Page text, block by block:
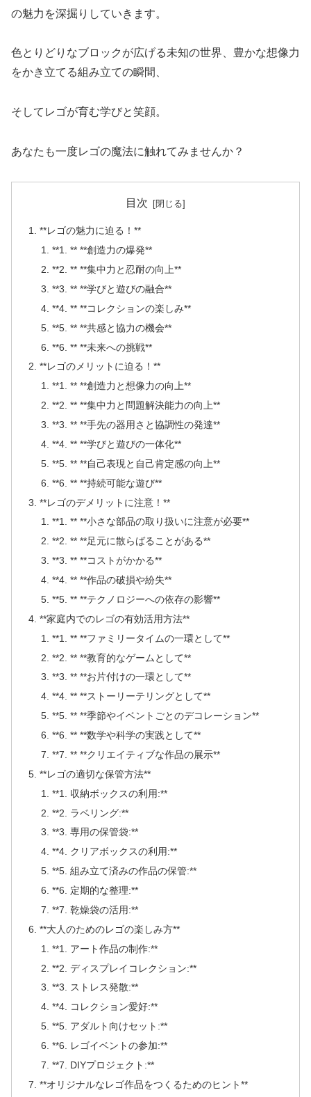
の魅力を深掘りしていきます。
色とりどりなブロックが広げる未知の世界、豊かな想像力
をかき立てる組み立ての瞬間、
そしてレゴが育む学びと笑顔。
あなたも一度レゴの魔法に触れてみませんか？
目次
**レゴの魅力に迫る！**
**1. ** **創造力の爆発**
**2. ** **集中力と忍耐の向上**
**3. ** **学びと遊びの融合**
**4. ** **コレクションの楽しみ**
**5. ** **共感と協力の機会**
**6. ** **未来への挑戦**
**レゴのメリットに迫る！**
**1. ** **創造力と想像力の向上**
**2. ** **集中力と問題解決能力の向上**
**3. ** **手先の器用さと協調性の発達**
**4. ** **学びと遊びの一体化**
**5. ** **自己表現と自己肯定感の向上**
**6. ** **持続可能な遊び**
**レゴのデメリットに注意！**
**1. ** **小さな部品の取り扱いに注意が必要**
**2. ** **足元に散らばることがある**
**3. ** **コストがかかる**
**4. ** **作品の破損や紛失**
**5. ** **テクノロジーへの依存の影響**
**家庭内でのレゴの有効活用方法**
**1. ** **ファミリータイムの一環として**
**2. ** **教育的なゲームとして**
**3. ** **お片付けの一環として**
**4. ** **ストーリーテリングとして**
**5. ** **季節やイベントごとのデコレーション**
**6. ** **数学や科学の実践として**
**7. ** **クリエイティブな作品の展示**
**レゴの適切な保管方法**
**1. 収納ボックスの利用:**
**2. ラベリング:**
**3. 専用の保管袋:**
**4. クリアボックスの利用:**
**5. 組み立て済みの作品の保管:**
**6. 定期的な整理:**
**7. 乾燥袋の活用:**
**大人のためのレゴの楽しみ方**
**1. アート作品の制作:**
**2. ディスプレイコレクション:**
**3. ストレス発散:**
**4. コレクション愛好:**
**5. アダルト向けセット:**
**6. レゴイベントの参加:**
**7. DIYプロジェクト:**
**オリジナルなレゴ作品をつくるためのヒント**